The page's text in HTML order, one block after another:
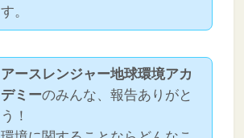
す。
アースレンジャー地球環境アカ
デミーのみんな、報告ありがと
う！